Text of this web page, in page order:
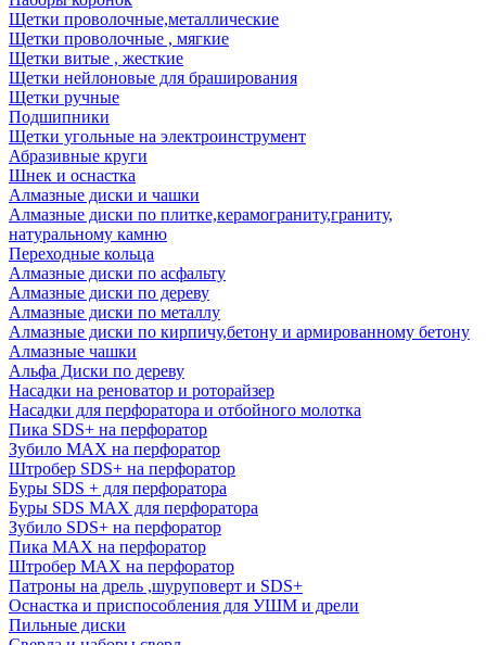
Щетки проволочные,металлические
Щетки проволочные , мягкие
Щетки витые , жесткие
Щетки нейлоновые для браширования
Щетки ручные
Подшипники
Щетки угольные на электроинструмент
Абразивные круги
Шнек и оснастка
Алмазные диски и чашки
Алмазные диски по плитке,керамограниту,граниту,
натуральному камню
Переходные кольца
Алмазные диски по асфальту
Алмазные диски по дереву
Алмазные диски по металлу
Алмазные диски по кирпичу,бетону и армированному бетону
Алмазные чашки
Альфа Диски по дереву
Насадки на реноватор и роторайзер
Насадки для перфоратора и отбойного молотка
Пика SDS+ на перфоратор
Зубило MAX на перфоратор
Штробер SDS+ на перфоратор
Буры SDS + для перфоратора
Буры SDS MAX для перфоратора
Зубило SDS+ на перфоратор
Пика MAX на перфоратор
Штробер MAX на перфоратор
Патроны на дрель ,шуруповерт и SDS+
Оснастка и приспособления для УШМ и дрели
Пильные диски